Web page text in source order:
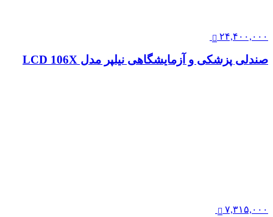
۲۴,۴۰۰,۰۰۰
صندلی پزشکی و آزمایشگاهی نیلپر مدل LCD 106X
۷,۳۱۵,۰۰۰